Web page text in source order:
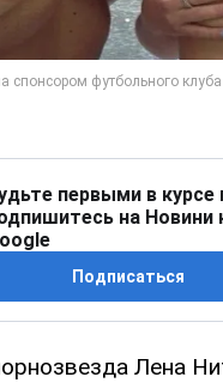
первыми в курсе
на Новини
Подписаться
Лена